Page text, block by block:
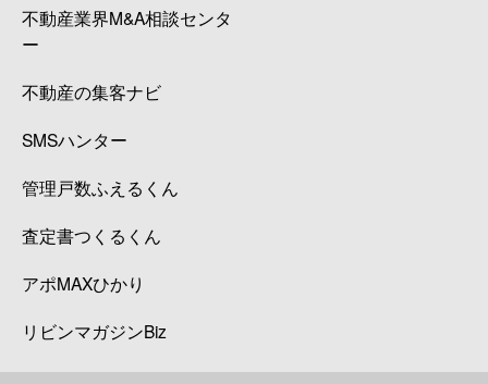
不動産業界M&A相談センタ
ー
不動産の集客ナビ
SMSハンター
管理戸数ふえるくん
査定書つくるくん
アポMAXひかり
リビンマガジンBiz